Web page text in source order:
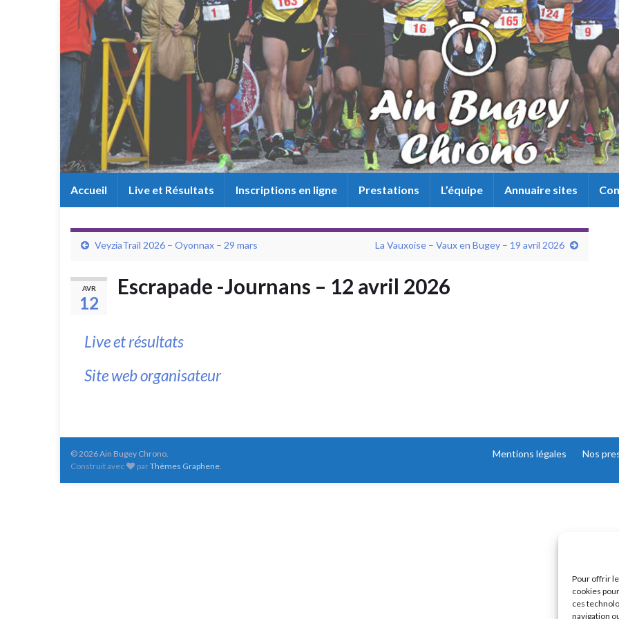
Pour offrir
cookies
ces
navigation
Accueil Live et Résultats Inscriptions en ligne Prestations L’équipe Annuaire sites
VeyziaTrail 2026 – Oyonnax – 29 mars La Vauxoise – Vaux en Bugey – 19 avril 2026
AVR
12
Escrapade -Journans – 12 avril 2026
Live et résultats
Site web organisateur
Mentions légales Nos
© 2026 Ain Bugey Chrono.
Construit avec
parThèmes Graphene.